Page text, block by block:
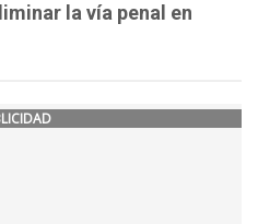
la vía penal en